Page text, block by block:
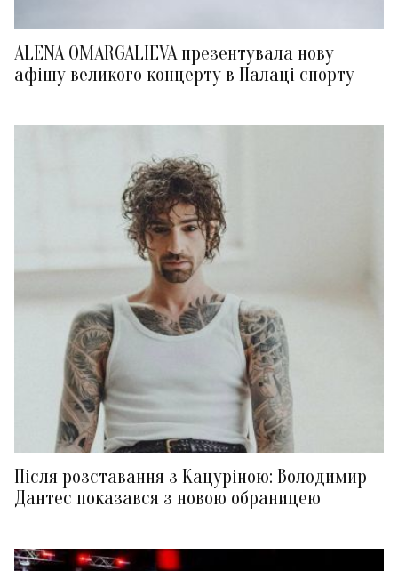
ALENA OMARGALIEVA презентувала нову
афішу великого концерту в Палаці спорту
Після розставання з Кацуріною: Володимир
Дантес показався з новою обраницею